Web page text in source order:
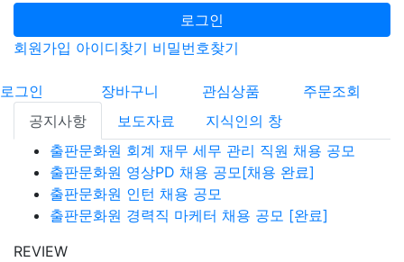
로그인
회원가입 아이디찾기 비밀번호찾기
로그인 장바구니 관심상품
주문조회
공지사항
보도자료
지식인의 창
출판문화원 회계 재무 세무 관리 직원 채용 공모
출판문화원 영상PD 채용 공모[채용 완료]
출판문화원 인턴 채용 공모
출판문화원 경력직 마케터 채용 공모 [완료]
REVIEW